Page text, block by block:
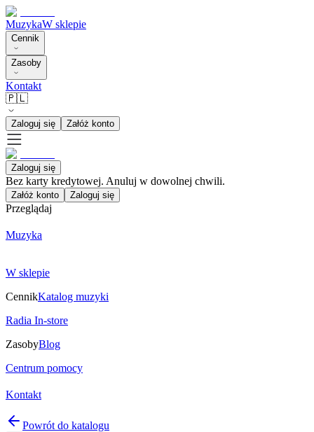
MuzykaW sklepie
Cennik
Zasoby
Kontakt
🇵🇱
Zaloguj się Załóż konto
Zaloguj się
Bez karty kredytowej. Anuluj w dowolnej chwili.
Załóż konto Zaloguj się
Przeglądaj
Muzyka
W sklepie
CennikKatalog muzyki
Radia In-store
ZasobyBlog
Centrum pomocy
Kontakt
Powrót do katalogu